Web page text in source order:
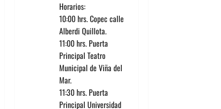
Horarios:
10:00 hrs. Copec calle
Alberdi Quillota.
11:00 hrs. Puerta
Principal Teatro
Municipal de Viña del
Mar.
11:30 hrs. Puerta
Principal Universidad